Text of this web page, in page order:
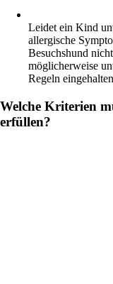
Leidet ein Kind
allergische
Besuchshund
möglicherweise
Regeln
Welche Kriterien
erfüllen?